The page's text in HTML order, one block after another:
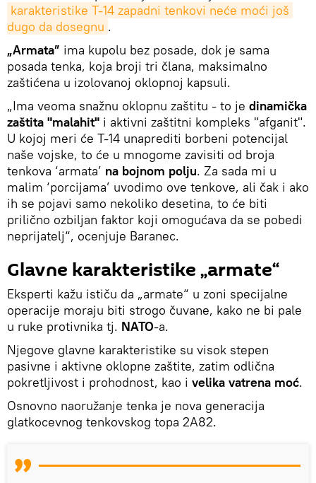
karakteristike T-14 zapadni tenkovi neće moći još
dugo da dosegnu .
„Armata” ima kupolu bez posade, dok je sama
posada tenka, koja broji tri člana, maksimalno
zaštićena u izolovanoj oklopnoj kapsuli.
„Ima veoma snažnu oklopnu zaštitu - to je dinamička
zaštita "malahit" i aktivni zaštitni kompleks "afganit".
U kojoj meri će T-14 unaprediti borbeni potencijal
naše vojske, to će u mnogome zavisiti od broja
tenkova ‘armata’ na bojnom polju. Za sada mi u
malim ‘porcijama’ uvodimo ove tenkove, ali čak i ako
ih se pojavi samo nekoliko desetina, to će biti
prilično ozbiljan faktor koji omogućava da se pobedi
neprijatelj“, ocenjuje Baranec.
Glavne karakteristike „armate“
Eksperti kažu ističu da „armate“ u zoni specijalne
operacije moraju biti strogo čuvane, kako ne bi pale
u ruke protivnika tj. NATO-a.
Njegove glavne karakteristike su visok stepen
pasivne i aktivne oklopne zaštite, zatim odlična
pokretljivost i prohodnost, kao i velika vatrena moć.
Osnovno naoružanje tenka je nova generacija
glatkocevnog tenkovskog topa 2A82.